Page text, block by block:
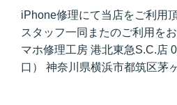
iPhone修理にて当店をご利用
スタッフ一同またのご利用を
マホ修理工房 港北東急S.C.店
口） 神奈川県横浜市都筑区茅